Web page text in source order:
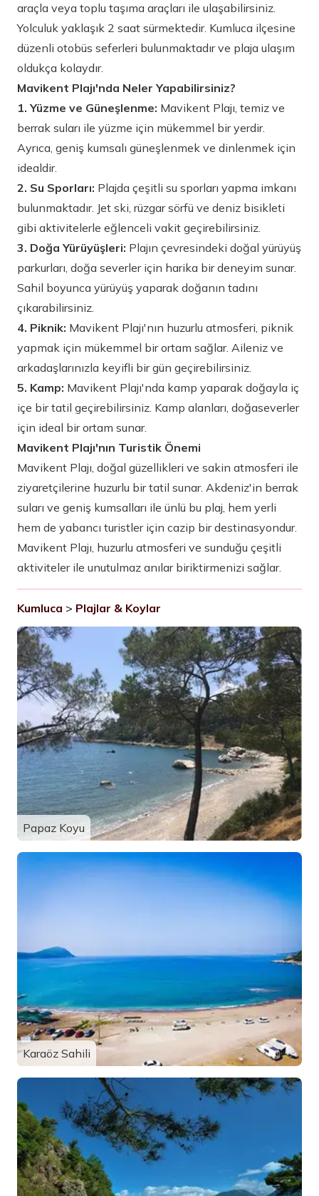
araçla veya toplu taşıma araçları ile ulaşabilirsiniz.
Yolculuk yaklaşık 2 saat sürmektedir. Kumluca ilçesine
düzenli otobüs seferleri bulunmaktadır ve plaja ulaşım
oldukça kolaydır.
Mavikent Plajı'nda Neler Yapabilirsiniz?
1. Yüzme ve Güneşlenme: Mavikent Plajı, temiz ve
berrak suları ile yüzme için mükemmel bir yerdir.
Ayrıca, geniş kumsalı güneşlenmek ve dinlenmek için
idealdir.
2. Su Sporları: Plajda çeşitli su sporları yapma imkanı
bulunmaktadır. Jet ski, rüzgar sörfü ve deniz bisikleti
gibi aktivitelerle eğlenceli vakit geçirebilirsiniz.
3. Doğa Yürüyüşleri: Plajın çevresindeki doğal yürüyüş
parkurları, doğa severler için harika bir deneyim sunar.
Sahil boyunca yürüyüş yaparak doğanın tadını
çıkarabilirsiniz.
4. Piknik: Mavikent Plajı'nın huzurlu atmosferi, piknik
yapmak için mükemmel bir ortam sağlar. Aileniz ve
arkadaşlarınızla keyifli bir gün geçirebilirsiniz.
5. Kamp: Mavikent Plajı'nda kamp yaparak doğayla iç
içe bir tatil geçirebilirsiniz. Kamp alanları, doğaseverler
için ideal bir ortam sunar.
Mavikent Plajı'nın Turistik Önemi
Mavikent Plajı, doğal güzellikleri ve sakin atmosferi ile
ziyaretçilerine huzurlu bir tatil sunar. Akdeniz'in berrak
suları ve geniş kumsalları ile ünlü bu plaj, hem yerli
hem de yabancı turistler için cazip bir destinasyondur.
Mavikent Plajı, huzurlu atmosferi ve sunduğu çeşitli
aktiviteler ile unutulmaz anılar biriktirmenizi sağlar.
Kumluca > Plajlar & Koylar
Papaz Koyu
Karaöz Sahili